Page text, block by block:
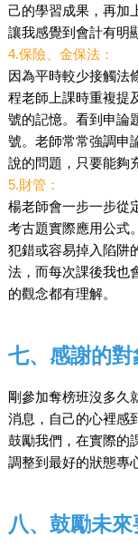
己的學習成果，再加
讓我感覺到會計有明
4.保險、金保法：
因為平時較少接觸法
程老師上課時重複提
號的記憶。看到申論
號。老師常常強調申
說的問題，只要能夠
5.財管：
楊老師會一步一步從
考古題實際應用公式
犯錯或容易掉入陷阱
法，而每次課後我也
的觀念都有理解。
七、感謝的對
剛參加奪榜班沒多久
消息，自己的心裡感
鼓勵我們，在實際的
調整到最好的狀態專
八、鼓勵未來